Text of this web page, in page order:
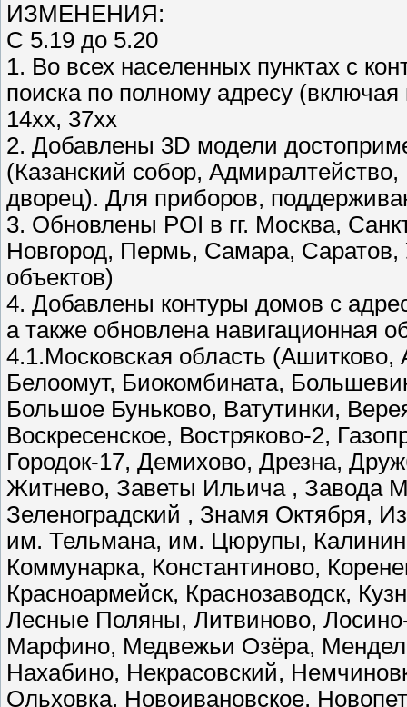
ИЗМЕНЕНИЯ:
C 5.19 до 5.20
1. Во всех населенных пунктах с
поиска по полному адресу
14хх, 37хх
2. Добавлены 3D модели
(Казанский собор,
дворец). Для приборов,
3. Обновлены POI в гг. Москва,
Новгород, Пермь, Самара,
объектов)
4. Добавлены контуры домов с
а также обновлена навигационная
4.1.Московская область
Белоомут, Биокомбината,
Большое Буньково, Ватутинки,
Воскресенское, Востряково-2,
Городок-17, Демихово, Дрезна,
Житнево, Заветы Ильича , Завода
Зеленоградский , Знамя Октября,
им. Тельмана, им. Цюрупы,
Коммунарка, Константиново,
Красноармейск, Краснозаводск,
Лесные Поляны, Литвиново,
Марфино, Медвежьи Озёра,
Нахабино, Некрасовский,
Ольховка, Новоивановское,